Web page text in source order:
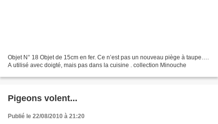
Objet N° 18 Objet de 15cm en fer. Ce n’est pas un nouveau piège à taupe….
A utilisé avec doigté, mais pas dans la cuisine . collection Minouche
Pigeons volent...
Publié le 22/08/2010 à 21:20